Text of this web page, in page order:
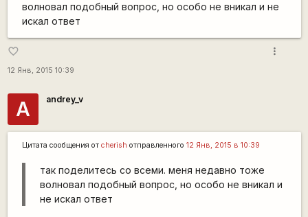
волновал подобный вопрос, но особо не вникал и не
искал ответ
favorite_border
12 Янв, 2015 10:39
more_vert
A andrey_v
Цитата сообщения от cherish отправленного 12 Янв, 2015 в 10:39
так поделитесь со всеми. меня недавно тоже
волновал подобный вопрос, но особо не вникал и
не искал ответ